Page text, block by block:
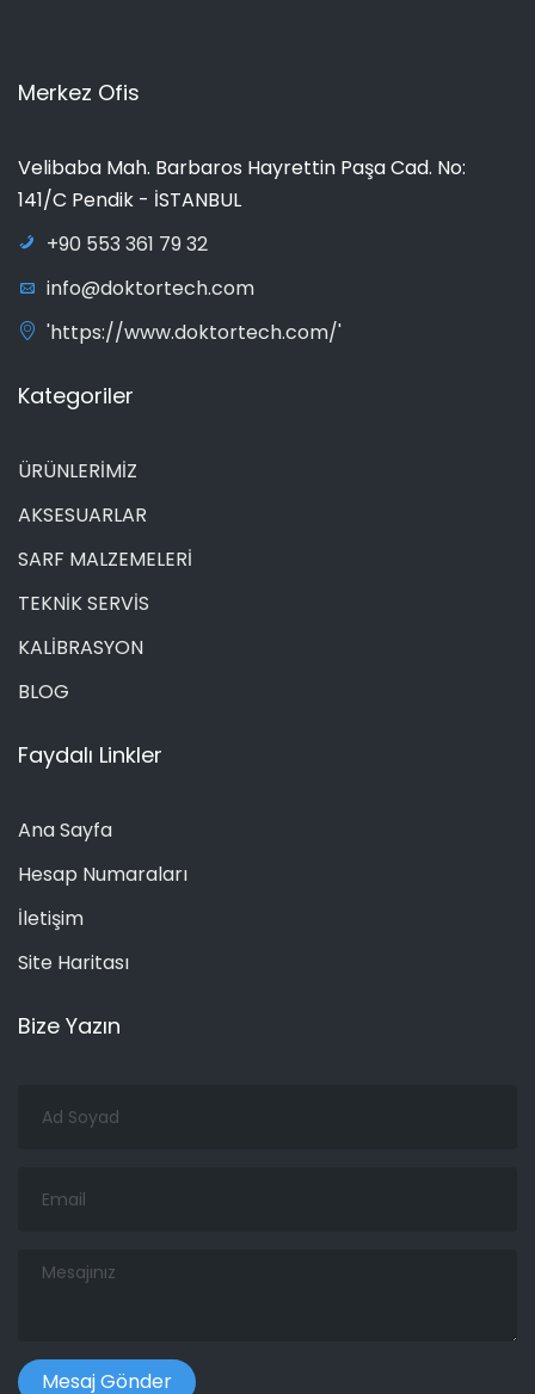
Merkez Ofis
Velibaba Mah. Barbaros Hayrettin Paşa Cad. No:
141/C Pendik - İSTANBUL
+90 553 361 79 32
info@doktortech.com
'https://www.doktortech.com/'
Kategoriler
ÜRÜNLERİMİZ
AKSESUARLAR
SARF MALZEMELERİ
TEKNİK SERVİS
KALİBRASYON
BLOG
Faydalı Linkler
Ana Sayfa
Hesap Numaraları
İletişim
Site Haritası
Bize Yazın
Soyad
Mesajınız